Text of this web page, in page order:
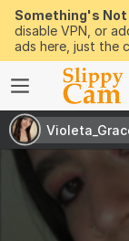
Something's Not
disable VPN, or
ads here, just the